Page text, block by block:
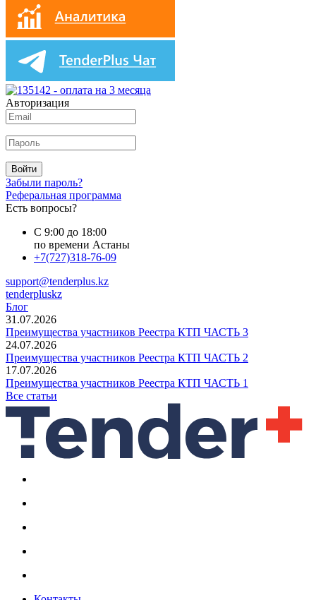
Авторизация
Войти
Забыли пароль?
Реферальная программа
Есть вопросы?
С 9:00 до 18:00
по времени Астаны
+7(727)318-76-09
support@tenderplus.kz
tenderpluskz
Блог
31.07.2026
Преимущества участников Реестра КТП ЧАСТЬ 3
24.07.2026
Преимущества участников Реестра КТП ЧАСТЬ 2
17.07.2026
Преимущества участников Реестра КТП ЧАСТЬ 1
Все статьи